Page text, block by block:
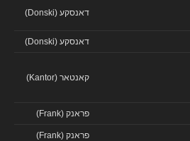
דאנסקע (Donski)
דאנסקע (Donski)
קאנטאר (Kantor)
פראנק (Frank)
פראנק (Frank)